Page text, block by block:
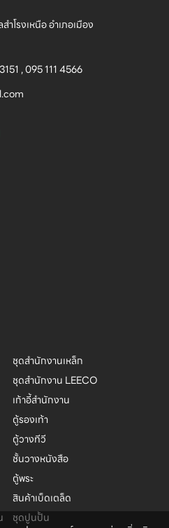
โรงเหนือ อำเภอเมือง
,095 111 4566
ชุดสำนักงานเหล็ก
ชุดสำนักงาน LEECO
เก้าอี้สำนักงาน
ตู้รองเท้า
ตู้วางทีวี
ชั้นวางหนังสือ
ตู้พระ
สินค้าเบ็ดเตล็ด
ชุดปูนปั้น